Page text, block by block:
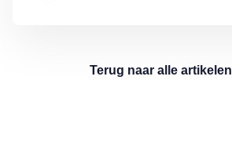
Terug naar alle artikelen